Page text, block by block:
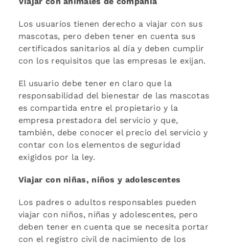
Los usuarios tienen derecho a viajar con sus
mascotas, pero deben tener en cuenta sus
certificados sanitarios al día y deben cumplir
con los requisitos que las empresas le exijan.
El usuario debe tener en claro que la
responsabilidad del bienestar de las mascotas
es compartida entre el propietario y la
empresa prestadora del servicio y que,
también, debe conocer el precio del servicio y
contar con los elementos de seguridad
exigidos por la ley.
Viajar con niñas, niños y adolescentes
Los padres o adultos responsables pueden
viajar con niños, niñas y adolescentes, pero
deben tener en cuenta que se necesita portar
con el registro civil de nacimiento de los